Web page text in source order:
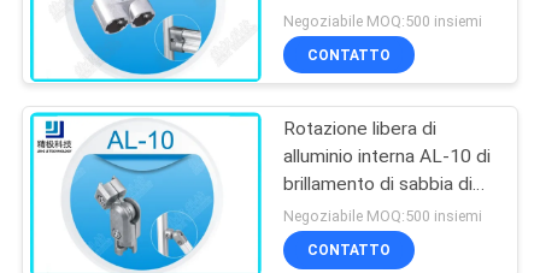
Negoziabile MOQ:500 insiemi
CONTATTO
Rotazione libera di
alluminio interna AL-10 di
brillamento di sabbia di
360 raccordi per tubi di
grado
Negoziabile MOQ:500 insiemi
CONTATTO